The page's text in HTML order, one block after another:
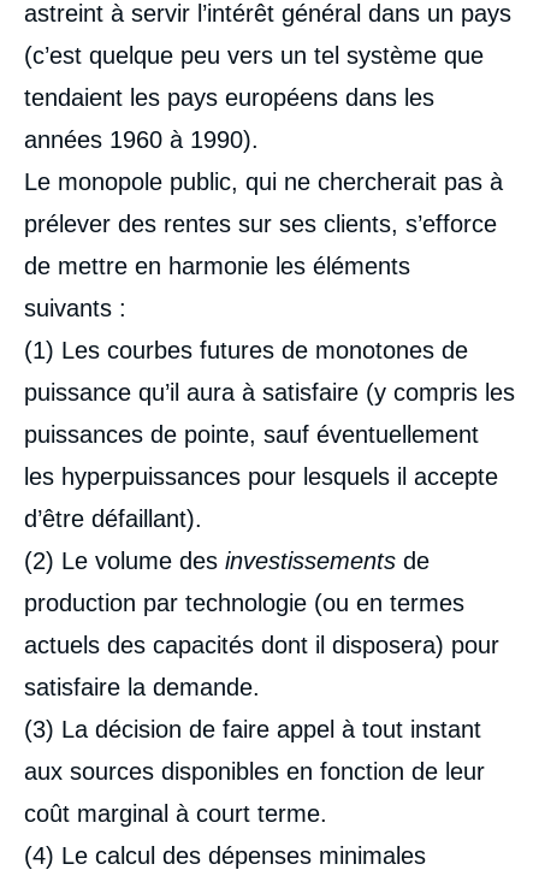
astreint à servir l’intérêt général dans un pays
(c’est quelque peu vers un tel système que
tendaient les pays européens dans les
années 1960 à 1990).
Le monopole public, qui ne chercherait pas à
prélever des rentes sur ses clients, s’efforce
de mettre en harmonie les éléments
suivants :
(1) Les courbes futures de monotones de
puissance qu’il aura à satisfaire (y compris les
puissances de pointe, sauf éventuellement
les hyperpuissances pour lesquels il accepte
d’être défaillant).
(2) Le volume des investissements de
production par technologie (ou en termes
actuels des capacités dont il disposera) pour
satisfaire la demande.
(3) La décision de faire appel à tout instant
aux sources disponibles en fonction de leur
coût marginal à court terme.
(4) Le calcul des dépenses minimales